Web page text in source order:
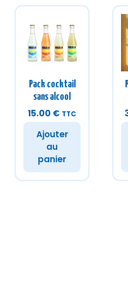
Pack cocktail
sans alcool
15.00 € TTC
Ajouter
au
panier